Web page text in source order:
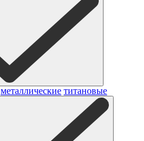
металлические титановые